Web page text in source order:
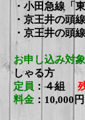
・小田急線「
・京王井の頭
・京王井の頭
お申し込み対
しゃる方
定員 ： ４組
料金 ：10,000